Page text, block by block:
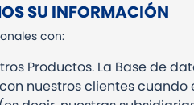
SU INFORMACIÓN
con:
Productos. La Base de
nuestros clientes cuando